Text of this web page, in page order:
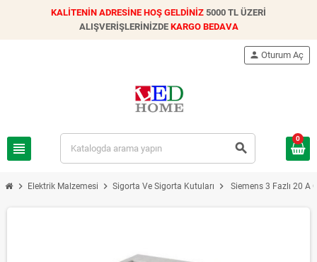
KALİTENİN ADRESİNE HOŞ GELDİNİZ 5000 TL ÜZERİ
ALIŞVERİŞLERİNİZDE KARGO BEDAVA
view_headline search
person Oturum Aç
0
chevron_right Elektrik Malzemesi chevron_right Sigorta Ve Sigorta Kutuları chevron_right Siemens 3 Fazlı 20 A